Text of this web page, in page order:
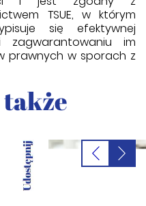
TSUE, w którym
się efektywnej
zagwarantowaniu im
prawnych w sporach z
także